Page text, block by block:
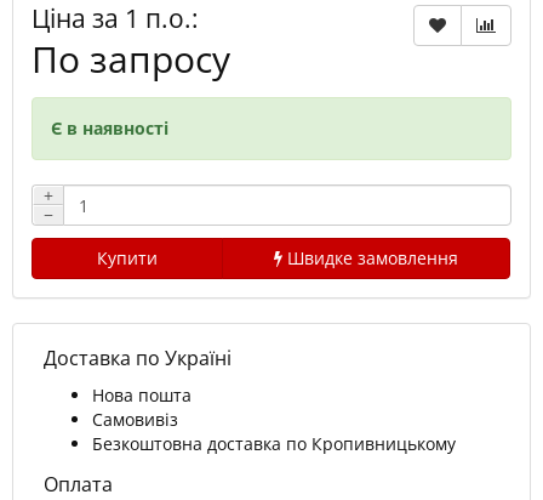
Ціна за 1 п.о.:
По запросу
Є в наявності
+
−
Купити
Швидке замовлення
Доставка по Україні
Нова пошта
Самовивіз
Безкоштовна доставка по Кропивницькому
Оплата